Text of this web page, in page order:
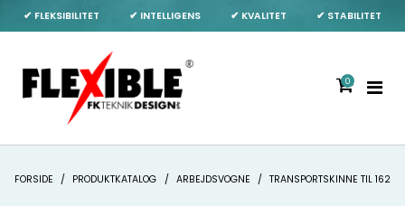
✔ FLEKSIBILITET ✔ INTELLIGENS ✔ KVALITET ✔ STABILITET
0
FORSIDE / PRODUKTKATALOG / ARBEJDSVOGNE / TRANSPORTSKINNE TIL 162